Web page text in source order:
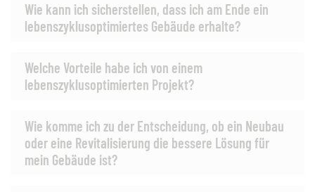
Wie kann ich sicherstellen, dass ich am Ende ein
lebenszyklusoptimiertes Gebäude erhalte?
Welche Vorteile habe ich von einem
lebenszyklusoptimierten Projekt?
Wie komme ich zu der Entscheidung, ob ein Neubau
oder eine Revitalisierung die bessere Lösung für
mein Gebäude ist?